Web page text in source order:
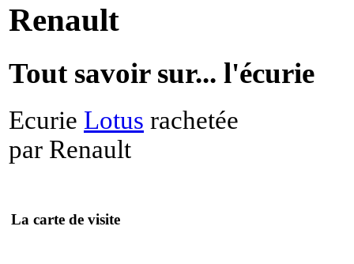
Renault
Tout savoir sur... l'écurie
Ecurie Lotus rachetée
par Renault
La carte de visite